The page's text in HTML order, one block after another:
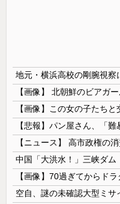
【画像】 北朝鮮のビアガ
【画像】この女の子たち
【悲報】パン屋さん、「